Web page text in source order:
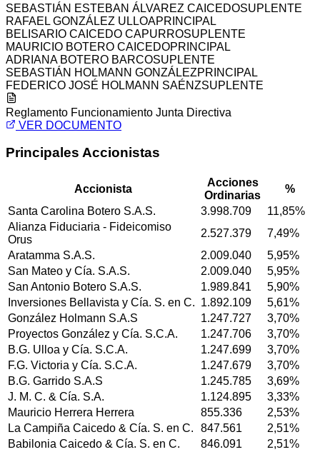
SEBASTIÁN ESTEBAN ÁLVAREZ CAICEDOSUPLENTE
RAFAEL GONZÁLEZ ULLOAPRINCIPAL
BELISARIO CAICEDO CAPURROSUPLENTE
MAURICIO BOTERO CAICEDOPRINCIPAL
ADRIANA BOTERO BARCOSUPLENTE
SEBASTIÁN HOLMANN GONZÁLEZPRINCIPAL
FEDERICO JOSÉ HOLMANN SAÉNZSUPLENTE
Reglamento Funcionamiento Junta Directiva
VER DOCUMENTO
Principales Accionistas
Accionista
Acciones
Ordinarias
%
Santa Carolina Botero S.A.S.
3.998.709
11,85%
Alianza Fiduciaria - Fideicomiso
Orus
2.527.379
7,49%
Aratamma S.A.S.
2.009.040
5,95%
San Mateo y Cía. S.A.S.
2.009.040
5,95%
San Antonio Botero S.A.S.
1.989.841
5,90%
Inversiones Bellavista y Cía. S. en C. 1.892.109
5,61%
González Holmann S.A.S
1.247.727
3,70%
Proyectos González y Cía. S.C.A.
1.247.706
3,70%
B.G. Ulloa y Cía. S.C.A.
1.247.699
3,70%
F.G. Victoria y Cía. S.C.A.
1.247.679
3,70%
B.G. Garrido S.A.S
1.245.785
3,69%
J. M. C. & Cía. S.A.
1.124.895
3,33%
Mauricio Herrera Herrera
855.336
2,53%
La Campiña Caicedo & Cía. S. en C.
847.561
2,51%
Babilonia Caicedo & Cía. S. en C.
846.091
2,51%